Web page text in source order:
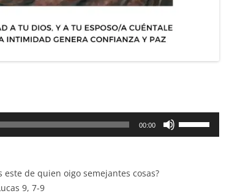
00:00
de quien oigo semejantes cosas?
9, 7-9